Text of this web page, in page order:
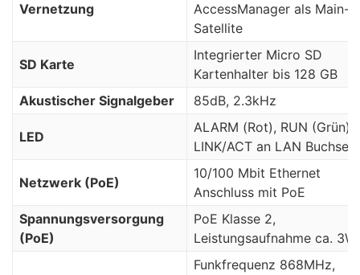
Vernetzung
AccessManager als Main-
Satellite
SD Karte
Integrierter Micro SD
Kartenhalter bis 128 GB
Akustischer Signalgeber
85dB, 2.3kHz
LED
ALARM (Rot), RUN (Grün),
LINK/ACT an LAN Buchse
Netzwerk (PoE)
10/100 Mbit Ethernet
Anschluss mit PoE
Spannungsversorgung
(PoE)
PoE Klasse 2,
Leistungsaufnahme ca. 3W
Funkfrequenz 868MHz,